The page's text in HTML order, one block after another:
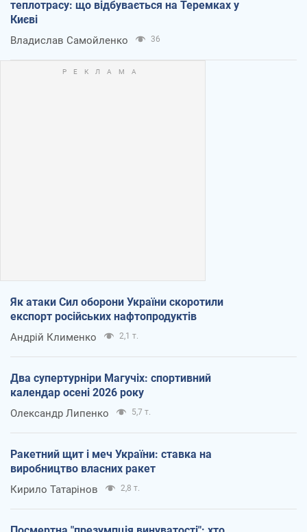
теплотрасу: що відбувається на Теремках у
Києві
Владислав Самойленко 36
Як атаки Сил оборони України скоротили
експорт російських нафтопродуктів
Андрій Клименко 2,1 т.
Два супертурніри Магучіх: спортивний
календар осені 2026 року
Олександр Липенко 5,7 т.
Ракетний щит і меч України: ставка на
виробництво власних ракет
Кирило Татарінов 2,8 т.